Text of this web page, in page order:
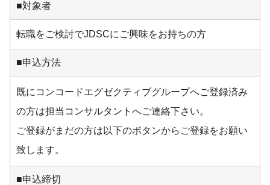
■対象者
転職をご検討でJDSCにご興味をお持ちの方
■申込方法
既にコンコードエグゼクティブグループへご登録済み
の方は担当コンサルタントへご連絡下さい。
ご登録がまだの方は以下のボタンからご登録をお願い
致します。
■申込締切